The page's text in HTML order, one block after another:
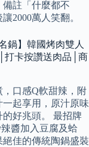
註「什麼都不
2000萬人笑翻。
鍋】韓國烤肉雙人
打卡按讚送肉品│商
口感Q軟甜辣，附
起享用，原汁原味
好兆頭。 最招牌
醬加入豆腐及蛤
佳的傳統陶鍋盛裝